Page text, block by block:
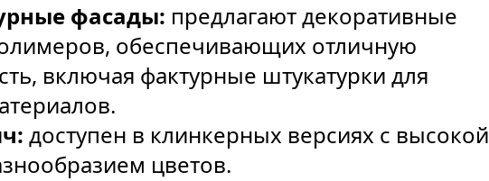
фасады: предлагают декоративные
обеспечивающих отличную
включая фактурные штукатурки для
доступен в клинкерных версиях с высокой
цветов.